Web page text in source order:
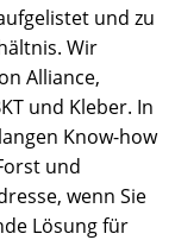
und zu
Wir
Alliance,
und Kleber. In
Know-how
und
wenn Sie
Lösung für